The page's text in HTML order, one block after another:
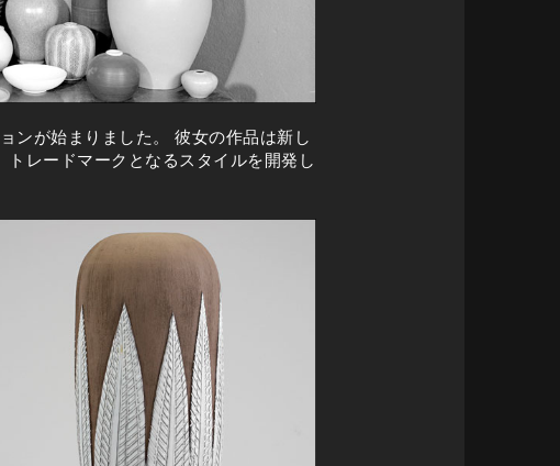
ンが始まりました。 彼女の作品は新し
レードマークとなるスタイルを開発し